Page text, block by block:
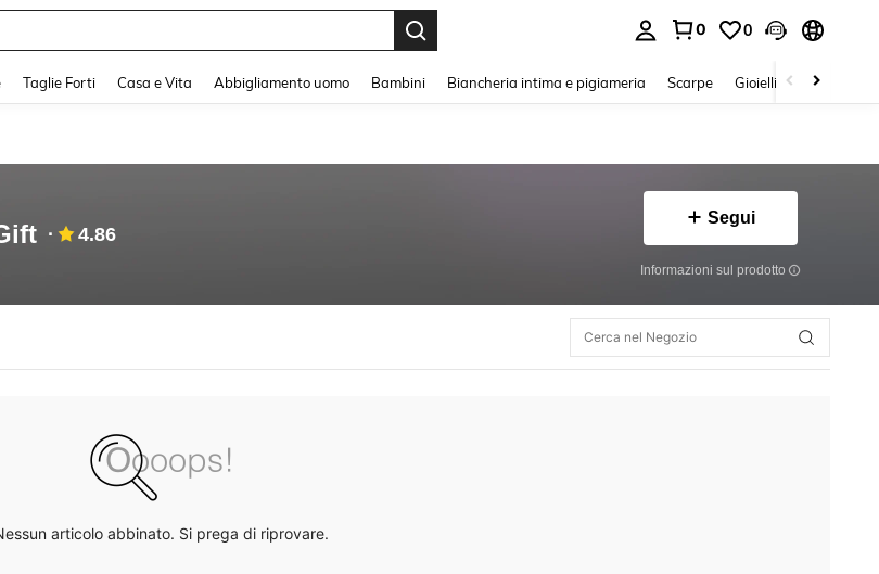
0 0
Taglie Forti Casa e Vita Abbigliamento uomo Bambini Biancheria intima e pigiameria Scarpe Gioielli E Accessori
4.86
Segui
Informazioni sul prodotto
articolo abbinato. Si prega di riprovare.